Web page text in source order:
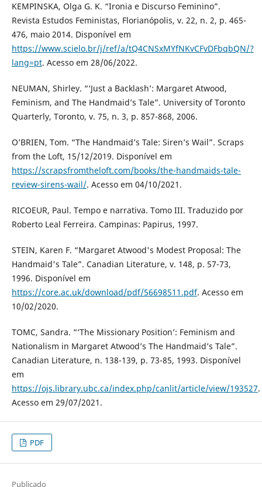
KEMPINSKA, Olga G. K. “Ironia e Discurso Feminino”.
Revista Estudos Feministas, Florianópolis, v. 22, n. 2, p. 465-
476, maio 2014. Disponível em
https://www.scielo.br/j/ref/a/tQ4CNSxMYfNKvCFvDFbqbQN/?
lang=pt. Acesso em 28/06/2022.
NEUMAN, Shirley. “‘Just a Backlash’: Margaret Atwood,
Feminism, and The Handmaid’s Tale”. University of Toronto
Quarterly, Toronto, v. 75, n. 3, p. 857-868, 2006.
O’BRIEN, Tom. “The Handmaid’s Tale: Siren’s Wail”. Scraps
from the Loft, 15/12/2019. Disponível em
https://scrapsfromtheloft.com/books/the-handmaids-tale-
review-sirens-wail/. Acesso em 04/10/2021.
RICOEUR, Paul. Tempo e narrativa. Tomo III. Traduzido por
Roberto Leal Ferreira. Campinas: Papirus, 1997.
STEIN, Karen F. “Margaret Atwood's Modest Proposal: The
Handmaid's Tale”. Canadian Literature, v. 148, p. 57-73,
1996. Disponível em
https://core.ac.uk/download/pdf/56698511.pdf. Acesso em
10/02/2020.
TOMC, Sandra. “‘The Missionary Position’: Feminism and
Nationalism in Margaret Atwood’s The Handmaid’s Tale”.
Canadian Literature, n. 138-139, p. 73-85, 1993. Disponível
em
https://ojs.library.ubc.ca/index.php/canlit/article/view/193527.
Acesso em 29/07/2021.
PDF
Publicado